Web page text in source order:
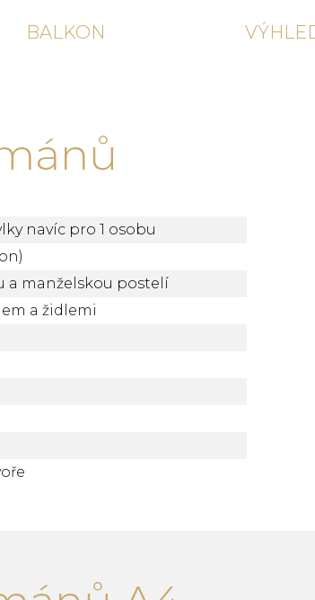
BALKON
navíc pro 1 osobu
a manželskou postelí
a židlemi